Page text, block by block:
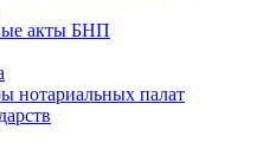
акты БНП
нотариальных палат